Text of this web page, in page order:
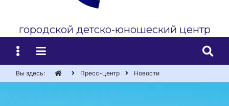
городской детско-юношеский центр
Вы здесь: Пресс-центр Новости